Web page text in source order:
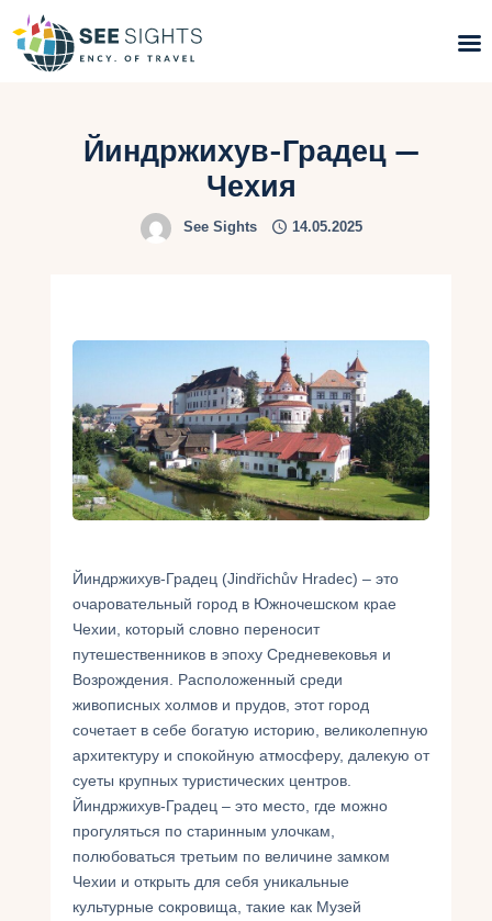
Поиск туров
Типы Туров
Инфо
Контакты
Укр
Йиндржихув-Градец —
Чехия
See Sights 14.05.2025
Йиндржихув-Градец (Jindřichův Hradec) – это
очаровательный город в Южночешском крае
Чехии, который словно переносит
путешественников в эпоху Средневековья и
Возрождения. Расположенный среди
живописных холмов и прудов, этот город
сочетает в себе богатую историю, великолепную
архитектуру и спокойную атмосферу, далекую от
суеты крупных туристических центров.
Йиндржихув-Градец – это место, где можно
прогуляться по старинным улочкам,
полюбоваться третьим по величине замком
Чехии и открыть для себя уникальные
культурные сокровища, такие как Музей